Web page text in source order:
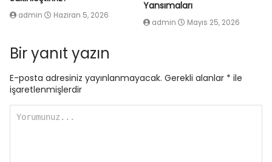
admin Haziran 5, 2026
Yansımaları
admin Mayıs 25, 2026
Bir yanıt yazın
E-posta adresiniz yayınlanmayacak. Gerekli alanlar * ile
işaretlenmişlerdir